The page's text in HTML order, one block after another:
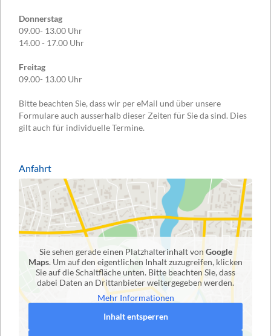
Donnerstag
09.00- 13.00 Uhr
14.00 - 17.00 Uhr
Freitag
09.00- 13.00 Uhr
Bitte beachten Sie, dass wir per eMail und über unsere
Formulare auch ausserhalb dieser Zeiten für Sie da sind. Dies
gilt auch für individuelle Termine.
Anfahrt
Sie sehen gerade einen Platzhalterinhalt von Google
Maps. Um auf den eigentlichen Inhalt zuzugreifen, klicken
Sie auf die Schaltfläche unten. Bitte beachten Sie, dass
dabei Daten an Drittanbieter weitergegeben werden.
Mehr Informationen
Inhalt entsperren